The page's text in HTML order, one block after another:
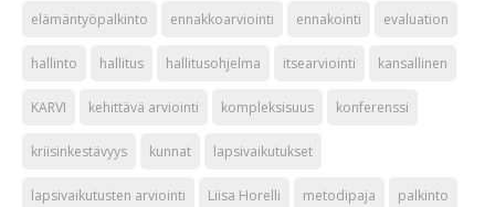
elämäntyöpalkinto ennakkoarviointi ennakointi evaluation
hallinto hallitus hallitusohjelma itsearviointi kansallinen
KARVI kehittävä arviointi kompleksisuus konferenssi
kriisinkestävyys kunnat lapsivaikutukset
lapsivaikutusten arviointi Liisa Horelli metodipaja palkinto